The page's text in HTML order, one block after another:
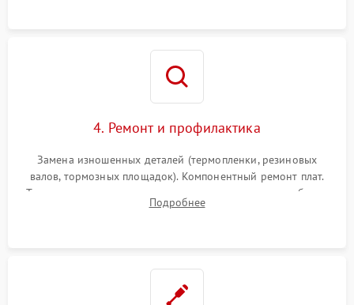
4. Ремонт и профилактика
Замена изношенных деталей (термопленки, резиновых
валов, тормозных площадок). Компонентный ремонт плат.
Тщательная очистка тракта печати, контактов и линз блока
лазера (LSU) от просыпанного тонера и пыли.
Подробнее